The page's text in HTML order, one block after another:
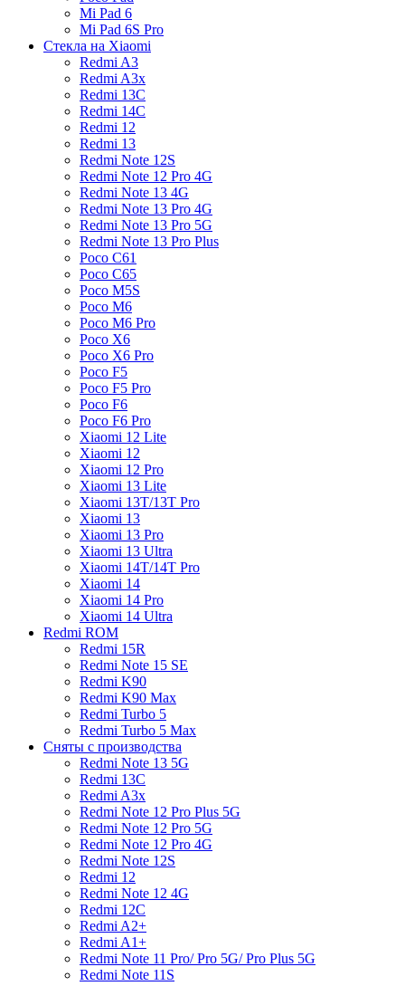
Mi Pad 6
Mi Pad 6S Pro
Стекла на Xiaomi
Redmi A3
Redmi A3x
Redmi 13C
Redmi 14C
Redmi 12
Redmi 13
Redmi Note 12S
Redmi Note 12 Pro 4G
Redmi Note 13 4G
Redmi Note 13 Pro 4G
Redmi Note 13 Pro 5G
Redmi Note 13 Pro Plus
Poco C61
Poco C65
Poco M5S
Poco M6
Poco M6 Pro
Poco X6
Poco X6 Pro
Poco F5
Poco F5 Pro
Poco F6
Poco F6 Pro
Xiaomi 12 Lite
Xiaomi 12
Xiaomi 12 Pro
Xiaomi 13 Lite
Xiaomi 13T/13T Pro
Xiaomi 13
Xiaomi 13 Pro
Xiaomi 13 Ultra
Xiaomi 14T/14T Pro
Xiaomi 14
Xiaomi 14 Pro
Xiaomi 14 Ultra
Redmi ROM
Redmi 15R
Redmi Note 15 SE
Redmi K90
Redmi K90 Max
Redmi Turbo 5
Redmi Turbo 5 Max
Сняты с производства
Redmi Note 13 5G
Redmi 13C
Redmi A3x
Redmi Note 12 Pro Plus 5G
Redmi Note 12 Pro 5G
Redmi Note 12 Pro 4G
Redmi Note 12S
Redmi 12
Redmi Note 12 4G
Redmi 12C
Redmi A2+
Redmi A1+
Redmi Note 11 Pro/ Pro 5G/ Pro Plus 5G
Redmi Note 11S